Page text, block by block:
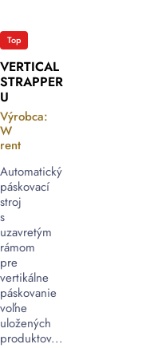
Top
VERTICAL
STRAPPER
U
Výrobca:
W
rent
Automatický
páskovací
stroj
s
uzavretým
rámom
pre
vertikálne
páskovanie
voľne
uložených
produktov...